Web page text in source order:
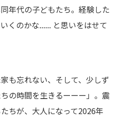
年代の子どもたち。 経験した
く のかな...... と思いをはせて
も忘れない、そして、 少しず
の時間を生きるーーー」。 震
ちが、大人になって2026年